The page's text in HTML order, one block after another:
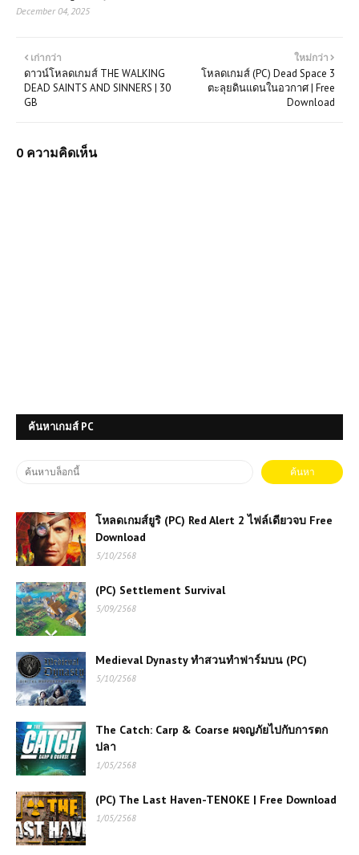
December 04, 2025
ใหม่กว่า
โหลดเกมส์ (PC) Dead Space 3
ตะลุยดินแดนในอวกาศ | Free
Download
เก่ากว่า
ดาวน์โหลดเกมส์ THE WALKING
DEAD SAINTS AND SINNERS | 30
GB
0 ความคิดเห็น
ค้นหาเกมส์ PC
โหลดเกมส์ยูริ (PC) Red Alert 2 ไฟล์เดียวจบ Free
Download
5/10/2568
(PC) Settlement Survival
5/09/2568
Medieval Dynasty ทำสวนทำฟาร์มบน (PC)
5/10/2568
The Catch: Carp & Coarse ผจญภัยไปกับการตก
ปลา
1/05/2568
(PC) The Last Haven-TENOKE | Free Download
1/05/2568
เกมส์ออนไลน์ Battle Royale
เกมส์ออนไลน์ SpartaHoppers เกม
Piece 1.1 การต่อสู้แห่งมิตรภาพและ
การผจญภัย
เกมส์ออนไลน์ฟรี Crazy Drifter เกม
แข่งรถดริฟท์สุดมันส์ที่สายซิ่งต้องลอง
🔥
เกมส์ออนไลน์ฟรี Dragon Ball: Fierce
Fighting 5 – ศึกดราก้อนบอลภาคต่อสุด
มันส์
เกมส์ออนไลน์ Stickman Destruction
– เกมต่อสู้สุดมันส์สำหรับแฟนแอ็คชั่น
โหลดเกมส์ (PC) Need for Speed
Underground ภาค 2 ฟรี